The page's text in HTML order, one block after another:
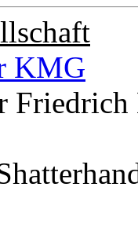
KMG
Friedrich